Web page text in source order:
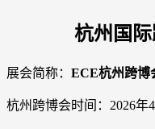
杭州国
展会简称： ECE杭州跨博
杭州跨博会时间：2026年4